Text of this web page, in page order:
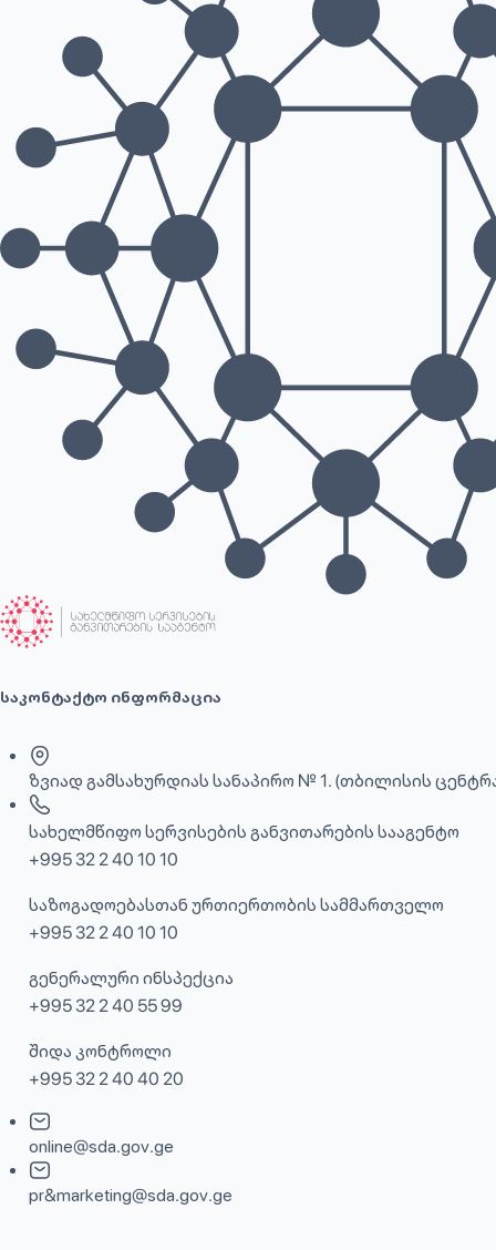
საკონტაქტო ინფორმაცია
ზვიად გამსახურდიას სანაპირო № 1. (თბილისის
სახელმწიფო სერვისების განვითარების სააგენტო
+995 32 2 40 10 10
საზოგადოებასთან ურთიერთობის სამმართველო
+995 32 2 40 10 10
გენერალური ინსპექცია
+995 32 2 40 55 99
შიდა კონტროლი
+995 32 2 40 40 20
online@sda.gov.ge
pr&marketing@sda.gov.ge